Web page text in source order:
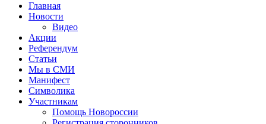
Главная
Новости
Видео
Акции
Референдум
Статьи
Мы в СМИ
Манифест
Символика
Участникам
Помощь Новороссии